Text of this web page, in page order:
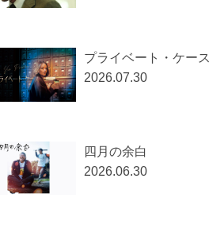
プライベート・ケース
2026.07.30
四月の余白
2026.06.30